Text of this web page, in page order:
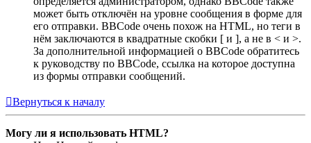
может быть отключён на уровне сообщения в форме для
его отправки. BBCode очень похож на HTML, но теги в
нём заключаются в квадратные скобки [ и ], а не в < и >.
За дополнительной информацией о BBCode обратитесь
к руководству по BBCode, ссылка на которое доступна
из формы отправки сообщений.
Вернуться к началу
Могу ли я использовать HTML?